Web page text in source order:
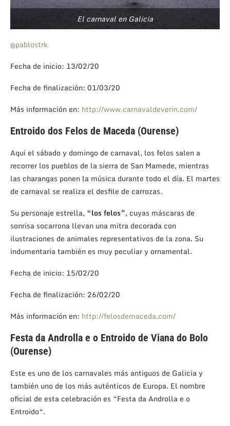
El carnaval en Galicia
@pablostrk
Fecha de inicio: 13/02/20
Fecha de finalización: 01/03/20
Más información en: http://www.carnavaldeverin.com/
Entroido dos Felos de Maceda (Ourense)
Aquí el sábado y domingo de carnaval, los felos salen a
recorrer los pueblos de la sierra de San Mamede, mientras
las charangas ponen la música durante todo el día. El martes
de carnaval se realiza el desfile de carrozas.
Su personaje estrella, “los felos”, cuyas máscaras de
sonrisa socarrona llevan una mitra decorada con
ilustraciones de animales representativos de la zona. Su
indumentaria también es muy peculiar y ornamental.
Fecha de inicio: 15/02/20
Fecha de finalización: 26/02/20
Más información en: http://felosdemaceda.com/
Festa da Androlla e o Entroido de Viana do Bolo
(Ourense)
Este es uno de los carnavales más antiguos de Galicia y
también uno de los más auténticos de Europa. El nombre
oficial de esta celebración es “Festa da Androlla e o
Entroido“.